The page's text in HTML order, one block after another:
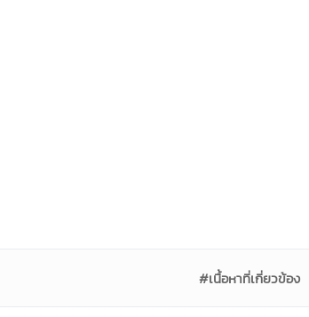
#เนื้อหาที่เกี่ยวข้อง